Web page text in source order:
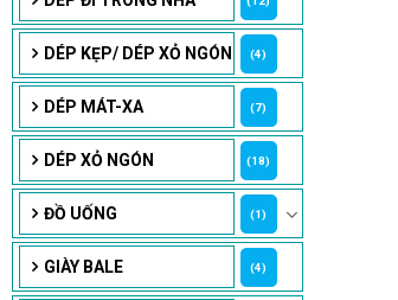
DÉP KẸP/ DÉP XỎ NGÓN (4)
DÉP MÁT-XA (7)
DÉP XỎ NGÓN (18)
ĐỒ UỐNG (1)
GIÀY BALE (4)